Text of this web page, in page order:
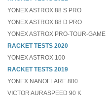
YONEX ASTROX 88 S PRO
YONEX ASTROX 88 D PRO
YONEX ASTROX PRO-TOUR-GAME
RACKET TESTS 2020
YONEX ASTROX 100
RACKET TESTS 2019
YONEX NANOFLARE 800
VICTOR AURASPEED 90 K